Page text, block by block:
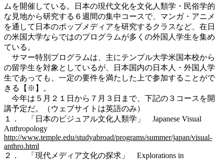
ムを開催している。日本の現代文化を文化人類学・民俗学的
な見地から研究する６週間の集中コースで、マンガ・アニメ
を通して日本のポップメディアを研究するクラスなど、在日
の米国大学ならではのプログラムが多くの外国人学生を集め
ている。
サマー特別プログラムは、主にテンプル大学米国本校から
の留学生を対象としているが、日本国内の日本人・外国人学
生であっても、一定の要件を満たした上で参加することがで
きる【※】。
今年は５月２１日から７月３日まで、下記の３コースを開
講予定だ。（ウェブサイトは英語のみ）
１． 「日本のビジュアル文化人類学」 Japanese Visual
Anthropology
http://www.temple.edu/studyabroad/programs/summer/japan/visual-
anthro.html
２． 「現代メディア文化の探求」 Explorations in